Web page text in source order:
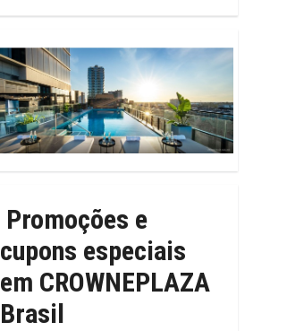
Promoções e
cupons especiais
em CROWNEPLAZA
Brasil